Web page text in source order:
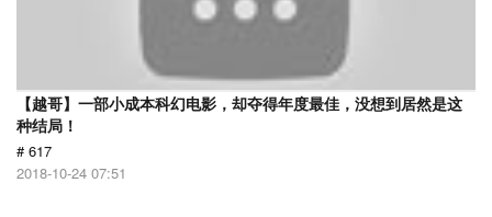
【越哥】一部小成本科幻电影，却夺得年度最佳，没想到居然是这
种结局！
# 617
2018-10-24 07:51